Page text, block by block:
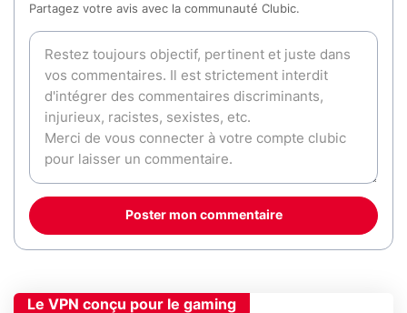
Partagez votre avis avec la communauté Clubic.
Poster mon commentaire
Le VPN conçu pour le gaming